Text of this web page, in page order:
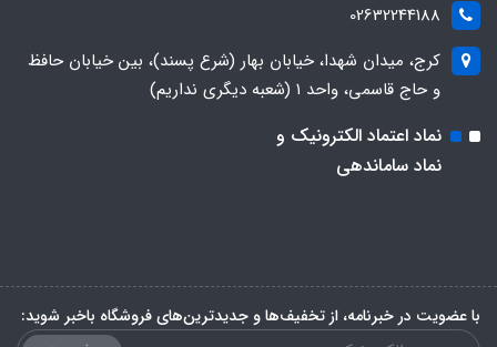
02632244188
کرج، میدان شهدا، خیابان بهار (شرع پسند)، بین خیابان حافظ
و حاج قاسمی، واحد ۱ (شعبه دیگری نداریم)
نماد اعتماد الکترونیک و
نماد ساماندهی
با عضویت در خبرنامه، از تخفیف‌ها و جدیدترین‌های فروشگاه باخبر شوید: